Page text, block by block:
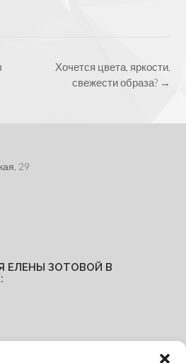
Хочется цвета, яркости,
свежести образа? →
29
ЕЛЕНЫ ЗОТОВОЙ В